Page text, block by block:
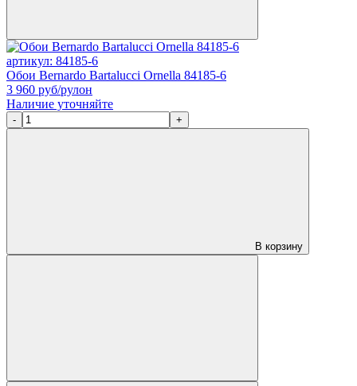
артикул: 84185-6
Обои Bernardo Bartalucci Ornella 84185-6
3 960 руб/рулон
Наличие уточняйте
- +
В корзину